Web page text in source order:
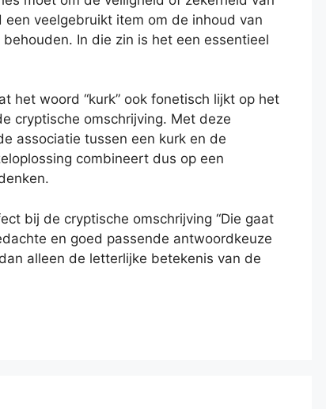
veelgebruikt item om de inhoud van
In die zin is het een essentieel
het woord “kurk” ook fonetisch lijkt op het
cryptische omschrijving. Met deze
associatie tussen een kurk en de
combineert dus op een
bij de cryptische omschrijving “Die gaat
en goed passende antwoordkeuze
alleen de letterlijke betekenis van de